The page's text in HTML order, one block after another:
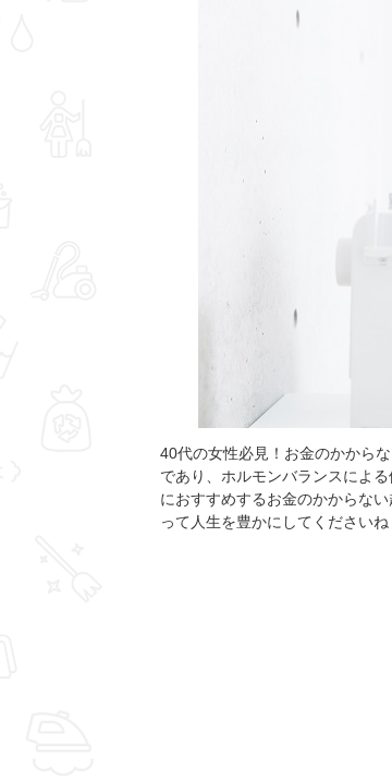
40代の女性必見！お金のかから
であり、ホルモンバランスによ
におすすめするお金のかからな
って人生を豊かにしてくださいね